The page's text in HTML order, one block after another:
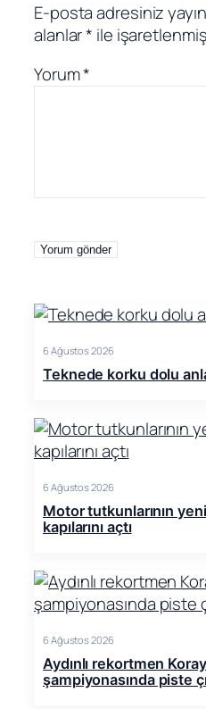
E-posta adresiniz
alanlar* ile
Yorum*
6 Ağustos 2026
Teknede korku dolu
6 Ağustos 2026
Motor tutkunlarının
kapılarını açtı
6 Ağustos 2026
Aydınlı rekortmen
şampiyonasında piste